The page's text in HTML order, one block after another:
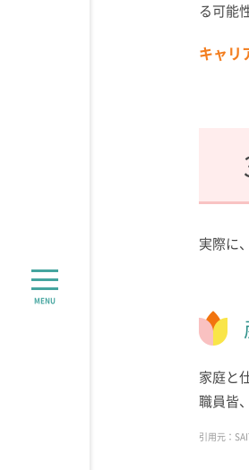
MENU
る可能
キャリ
実際に
家庭と
職員皆
引用元：